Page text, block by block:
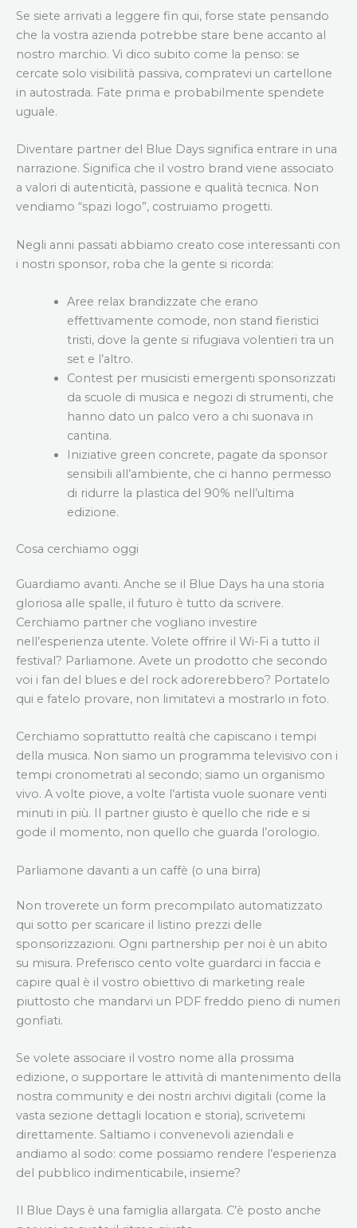
Se siete arrivati a leggere fin qui, forse state pensando
che la vostra azienda potrebbe stare bene accanto al
nostro marchio. Vi dico subito come la penso: se
cercate solo visibilità passiva, compratevi un cartellone
in autostrada. Fate prima e probabilmente spendete
uguale.
Diventare partner del Blue Days significa entrare in una
narrazione. Significa che il vostro brand viene associato
a valori di autenticità, passione e qualità tecnica. Non
vendiamo “spazi logo”, costruiamo progetti.
Negli anni passati abbiamo creato cose interessanti con
i nostri sponsor, roba che la gente si ricorda:
Aree relax brandizzate che erano
effettivamente comode, non stand fieristici
tristi, dove la gente si rifugiava volentieri tra un
set e l’altro.
Contest per musicisti emergenti sponsorizzati
da scuole di musica e negozi di strumenti, che
hanno dato un palco vero a chi suonava in
cantina.
Iniziative green concrete, pagate da sponsor
sensibili all’ambiente, che ci hanno permesso
di ridurre la plastica del 90% nell’ultima
edizione.
Cosa cerchiamo oggi
Guardiamo avanti. Anche se il Blue Days ha una storia
gloriosa alle spalle, il futuro è tutto da scrivere.
Cerchiamo partner che vogliano investire
nell’esperienza utente. Volete offrire il Wi-Fi a tutto il
festival? Parliamone. Avete un prodotto che secondo
voi i fan del blues e del rock adorerebbero? Portatelo
qui e fatelo provare, non limitatevi a mostrarlo in foto.
Cerchiamo soprattutto realtà che capiscano i tempi
della musica. Non siamo un programma televisivo con i
tempi cronometrati al secondo; siamo un organismo
vivo. A volte piove, a volte l’artista vuole suonare venti
minuti in più. Il partner giusto è quello che ride e si
gode il momento, non quello che guarda l’orologio.
Parliamone davanti a un caffè (o una birra)
Non troverete un form precompilato automatizzato
qui sotto per scaricare il listino prezzi delle
sponsorizzazioni. Ogni partnership per noi è un abito
su misura. Preferisco cento volte guardarci in faccia e
capire qual è il vostro obiettivo di marketing reale
piuttosto che mandarvi un PDF freddo pieno di numeri
gonfiati.
Se volete associare il vostro nome alla prossima
edizione, o supportare le attività di mantenimento della
nostra community e dei nostri archivi digitali (come la
vasta sezione dettagli location e storia), scrivetemi
direttamente. Saltiamo i convenevoli aziendali e
andiamo al sodo: come possiamo rendere l’esperienza
del pubblico indimenticabile, insieme?
Il Blue Days è una famiglia allargata. C’è posto anche